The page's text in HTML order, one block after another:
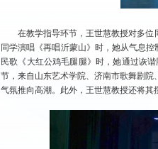
在教学指导环节，王世慧教授对多
同学演唱《再唱沂蒙山》时，她从气息
民歌《大红公鸡毛腿腿》时，她通过诙
节，来自山东艺术学院、济南市歌舞剧
气氛推向高潮。此外，王世慧教授还将其